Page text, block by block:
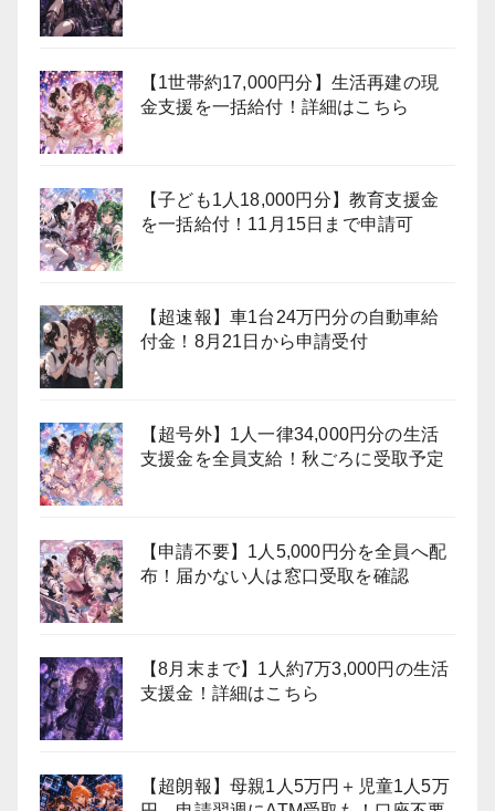
【1世帯約17,000円分】生活再建の現
金支援を一括給付！詳細はこちら
【子ども1人18,000円分】教育支援金
を一括給付！11月15日まで申請可
【超速報】車1台24万円分の自動車給
付金！8月21日から申請受付
【超号外】1人一律34,000円分の生活
支援金を全員支給！秋ごろに受取予定
【申請不要】1人5,000円分を全員へ配
布！届かない人は窓口受取を確認
【8月末まで】1人約7万3,000円の生活
支援金！詳細はこちら
【超朗報】母親1人5万円＋児童1人5万